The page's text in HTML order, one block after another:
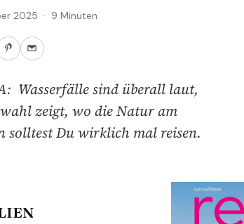
2025 · 9 Minuten
Wasserfälle sind überall laut,
zeigt, wo die Natur am
Du wirklich mal reisen.